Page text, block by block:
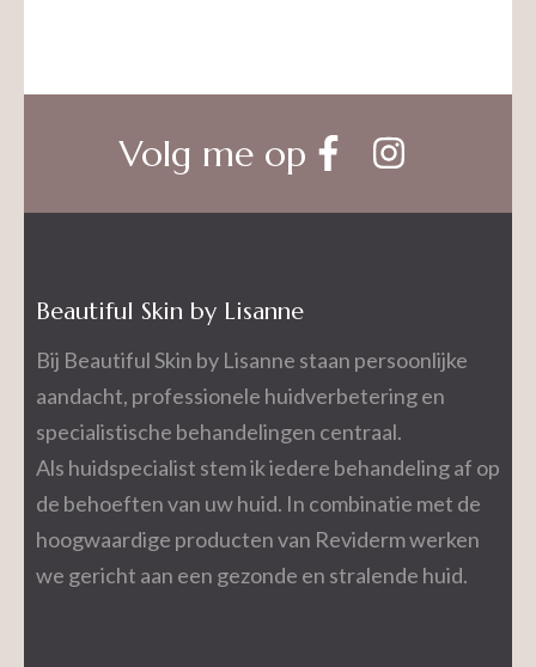
Volg me op
Beautiful Skin by Lisanne
Bij Beautiful Skin by Lisanne staan persoonlijke
aandacht, professionele huidverbetering en
specialistische behandelingen centraal.
Als huidspecialist stem ik iedere behandeling af op
de behoeften van uw huid. In combinatie met de
hoogwaardige producten van Reviderm werken
we gericht aan een gezonde en stralende huid.